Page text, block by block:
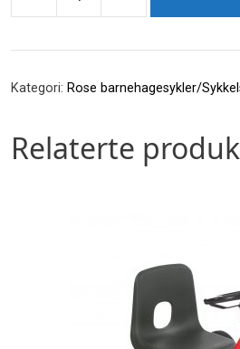
Tilhenger
6072
antall
Kategori: Rose barnehagesykler/
Relaterte